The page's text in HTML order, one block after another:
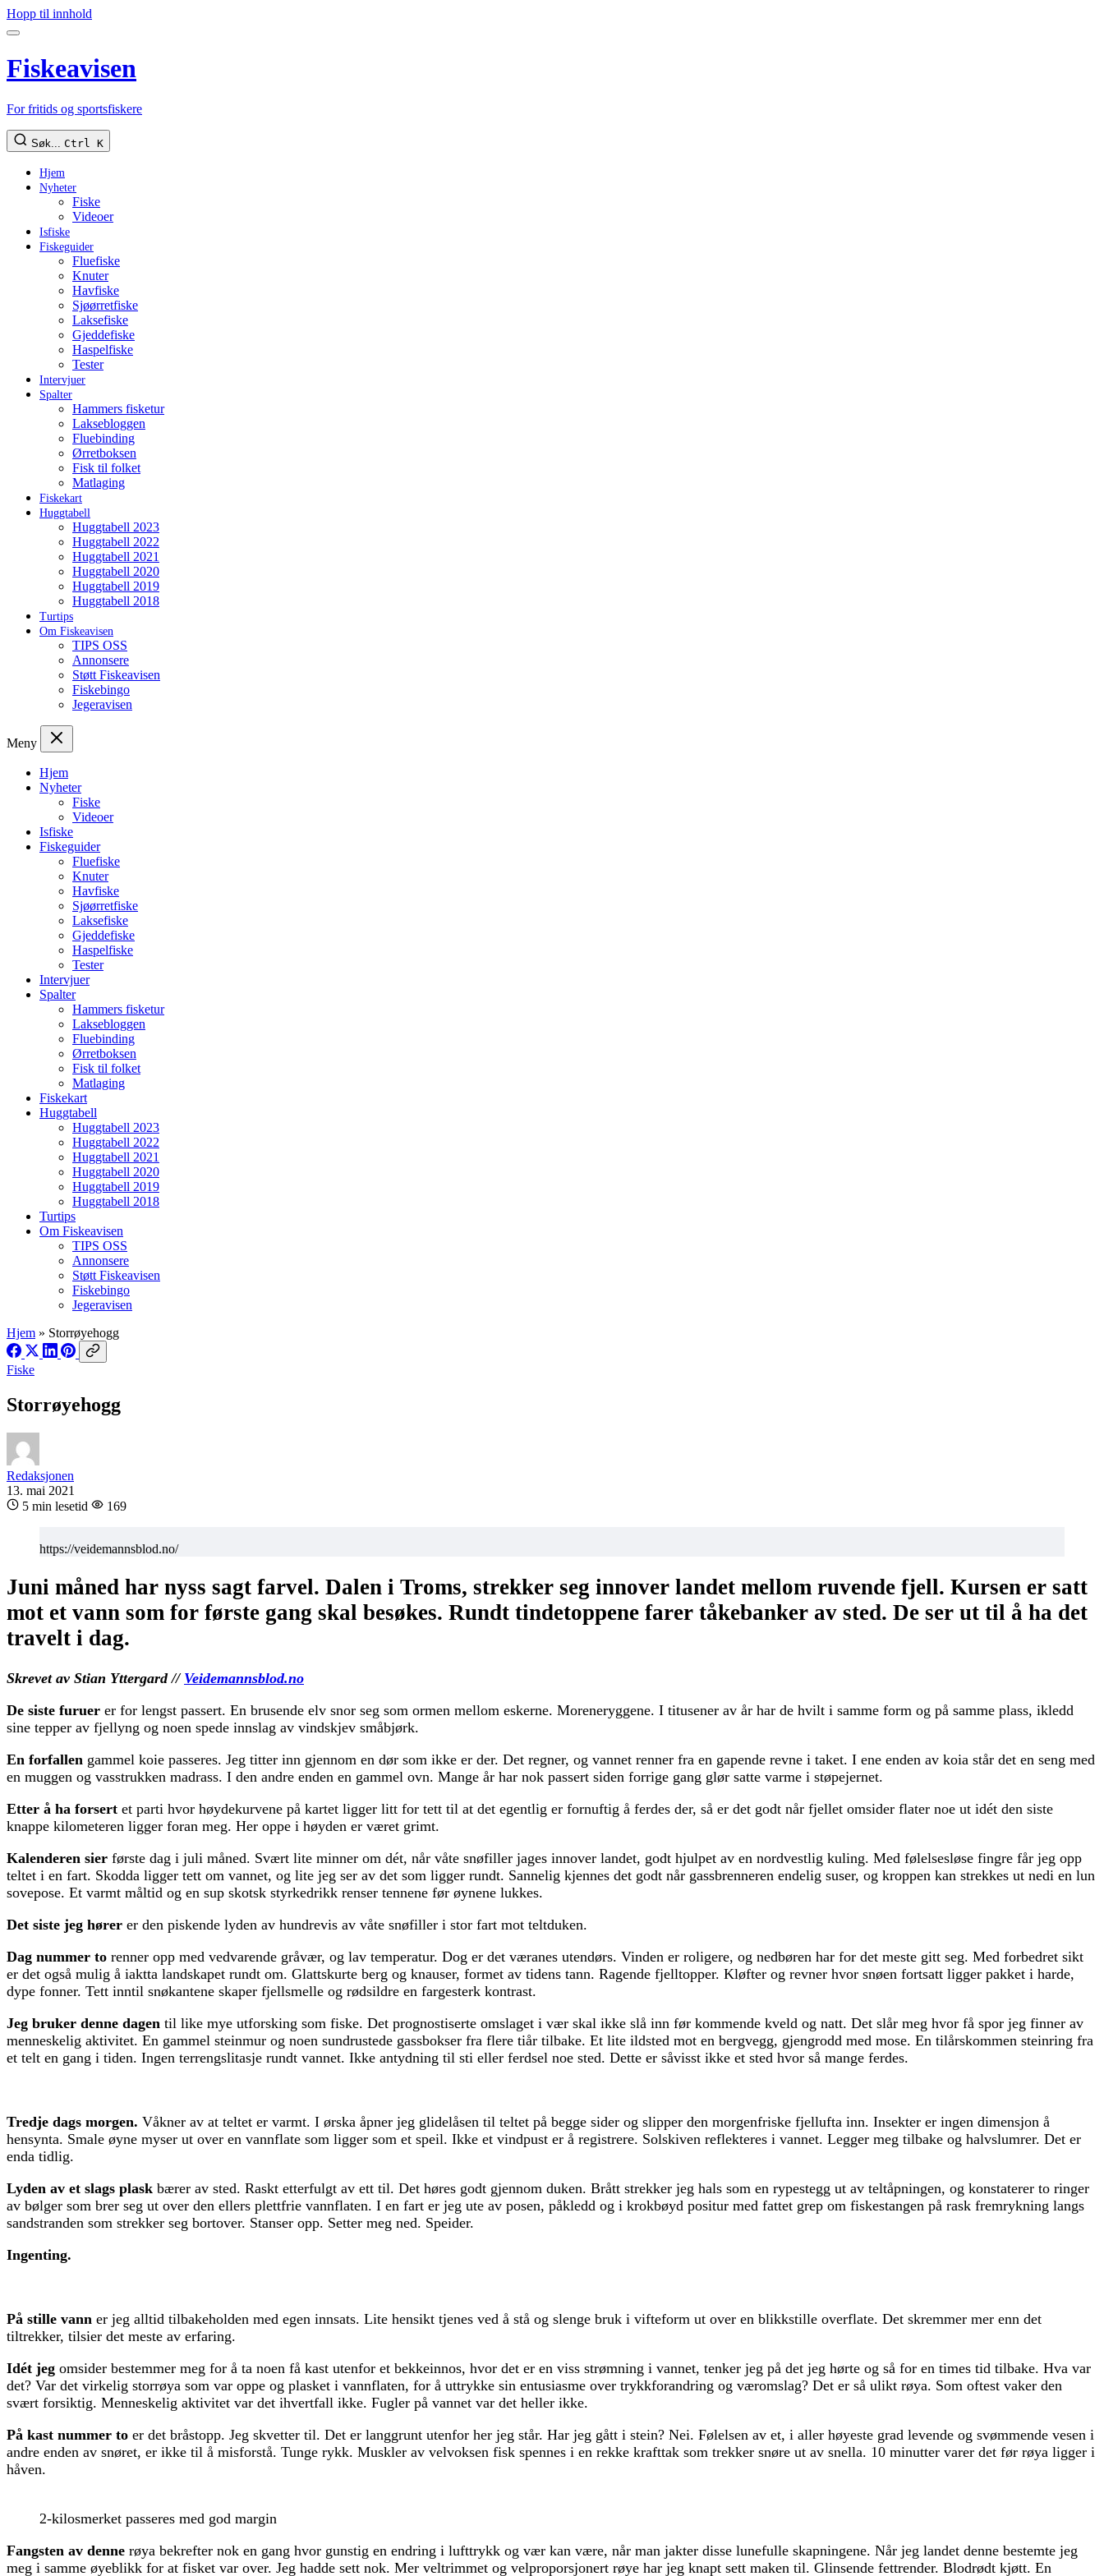
Hopp til innhold
Fiskeavisen
For fritids og sportsfiskere
Søk... Ctrl K
Hjem
Nyheter
Fiske
Videoer
Isfiske
Fiskeguider
Fluefiske
Knuter
Havfiske
Sjøørretfiske
Laksefiske
Gjeddefiske
Haspelfiske
Tester
Intervjuer
Spalter
Hammers fisketur
Laksebloggen
Fluebinding
Ørretboksen
Fisk til folket
Matlaging
Fiskekart
Huggtabell
Huggtabell 2023
Huggtabell 2022
Huggtabell 2021
Huggtabell 2020
Huggtabell 2019
Huggtabell 2018
Turtips
Om Fiskeavisen
TIPS OSS
Annonsere
Støtt Fiskeavisen
Fiskebingo
Jegeravisen
Meny
Hjem
Nyheter
Fiske
Videoer
Isfiske
Fiskeguider
Fluefiske
Knuter
Havfiske
Sjøørretfiske
Laksefiske
Gjeddefiske
Haspelfiske
Tester
Intervjuer
Spalter
Hammers fisketur
Laksebloggen
Fluebinding
Ørretboksen
Fisk til folket
Matlaging
Fiskekart
Huggtabell
Huggtabell 2023
Huggtabell 2022
Huggtabell 2021
Huggtabell 2020
Huggtabell 2019
Huggtabell 2018
Turtips
Om Fiskeavisen
TIPS OSS
Annonsere
Støtt Fiskeavisen
Fiskebingo
Jegeravisen
Hjem » Storrøyehogg
Fiske
Storrøyehogg
Redaksjonen
13. mai 2021
5 min lesetid
169
https://veidemannsblod.no/
Juni måned har nyss sagt farvel. Dalen i Troms, strekker seg innover landet mellom ruvende fjell. Kursen er satt
mot et vann som for første gang skal besøkes. Rundt tindetoppene farer tåkebanker av sted. De ser ut til å ha det
travelt i dag.
Skrevet av Stian Yttergard // Veidemannsblod.no
De siste furuer er for lengst passert. En brusende elv snor seg som ormen mellom eskerne. Moreneryggene. I titusener av år har de hvilt i samme form og på samme plass, ikledd
sine tepper av fjellyng og noen spede innslag av vindskjev småbjørk.
En forfallen gammel koie passeres. Jeg titter inn gjennom en dør som ikke er der. Det regner, og vannet renner fra en gapende revne i taket. I ene enden av koia står det en seng med
en muggen og vasstrukken madrass. I den andre enden en gammel ovn. Mange år har nok passert siden forrige gang glør satte varme i støpejernet.
Etter å ha forsert et parti hvor høydekurvene på kartet ligger litt for tett til at det egentlig er fornuftig å ferdes der, så er det godt når fjellet omsider flater noe ut idét den siste
knappe kilometeren ligger foran meg. Her oppe i høyden er været grimt.
Kalenderen sier første dag i juli måned. Svært lite minner om dét, når våte snøfiller jages innover landet, godt hjulpet av en nordvestlig kuling. Med følelsesløse fingre får jeg opp
teltet i en fart. Skodda ligger tett om vannet, og lite jeg ser av det som ligger rundt. Sannelig kjennes det godt når gassbrenneren endelig suser, og kroppen kan strekkes ut nedi en lun
sovepose. Et varmt måltid og en sup skotsk styrkedrikk renser tennene før øynene lukkes.
Det siste jeg hører er den piskende lyden av hundrevis av våte snøfiller i stor fart mot teltduken.
Dag nummer to renner opp med vedvarende gråvær, og lav temperatur. Dog er det væranes utendørs. Vinden er roligere, og nedbøren har for det meste gitt seg. Med forbedret sikt
er det også mulig å iaktta landskapet rundt om. Glattskurte berg og knauser, formet av tidens tann. Ragende fjelltopper. Kløfter og revner hvor snøen fortsatt ligger pakket i harde,
dype fonner. Tett inntil snøkantene skaper fjellsmelle og rødsildre en fargesterk kontrast.
Jeg bruker denne dagen til like mye utforsking som fiske. Det prognostiserte omslaget i vær skal ikke slå inn før kommende kveld og natt. Det slår meg hvor få spor jeg finner av
menneskelig aktivitet. En gammel steinmur og noen sundrustede gassbokser fra flere tiår tilbake. Et lite ildsted mot en bergvegg, gjengrodd med mose. En tilårskommen steinring fra
et telt en gang i tiden. Ingen terrengslitasje rundt vannet. Ikke antydning til sti eller ferdsel noe sted. Dette er såvisst ikke et sted hvor så mange ferdes.
Tredje dags morgen. Våkner av at teltet er varmt. I ørska åpner jeg glidelåsen til teltet på begge sider og slipper den morgenfriske fjellufta inn. Insekter er ingen dimensjon å
hensynta. Smale øyne myser ut over en vannflate som ligger som et speil. Ikke et vindpust er å registrere. Solskiven reflekteres i vannet. Legger meg tilbake og halvslumrer. Det er
enda tidlig.
Lyden av et slags plask bærer av sted. Raskt etterfulgt av ett til. Det høres godt gjennom duken. Brått strekker jeg hals som en rypestegg ut av teltåpningen, og konstaterer to ringer
av bølger som brer seg ut over den ellers plettfrie vannflaten. I en fart er jeg ute av posen, påkledd og i krokbøyd positur med fattet grep om fiskestangen på rask fremrykning langs
sandstranden som strekker seg bortover. Stanser opp. Setter meg ned. Speider.
Ingenting.
På stille vann er jeg alltid tilbakeholden med egen innsats. Lite hensikt tjenes ved å stå og slenge bruk i vifteform ut over en blikkstille overflate. Det skremmer mer enn det
tiltrekker, tilsier det meste av erfaring.
Idét jeg omsider bestemmer meg for å ta noen få kast utenfor et bekkeinnos, hvor det er en viss strømning i vannet, tenker jeg på det jeg hørte og så for en times tid tilbake. Hva var
det? Var det virkelig storrøya som var oppe og plasket i vannflaten, for å uttrykke sin entusiasme over trykkforandring og væromslag? Det er så ulikt røya. Som oftest vaker den
svært forsiktig. Menneskelig aktivitet var det ihvertfall ikke. Fugler på vannet var det heller ikke.
På kast nummer to er det bråstopp. Jeg skvetter til. Det er langgrunt utenfor her jeg står. Har jeg gått i stein? Nei. Følelsen av et, i aller høyeste grad levende og svømmende vesen i
andre enden av snøret, er ikke til å misforstå. Tunge rykk. Muskler av velvoksen fisk spennes i en rekke krafttak som trekker snøre ut av snella. 10 minutter varer det før røya ligger i
håven.
2-kilosmerket passeres med god margin
Fangsten av denne røya bekrefter nok en gang hvor gunstig en endring i lufttrykk og vær kan være, når man jakter disse lunefulle skapningene. Når jeg landet denne bestemte jeg
meg i samme øyeblikk for at fisket var over. Jeg hadde sett nok. Mer veltrimmet og velproporsjonert røye har jeg knapt sett maken til. Glinsende fettrender. Blodrødt kjøtt. En